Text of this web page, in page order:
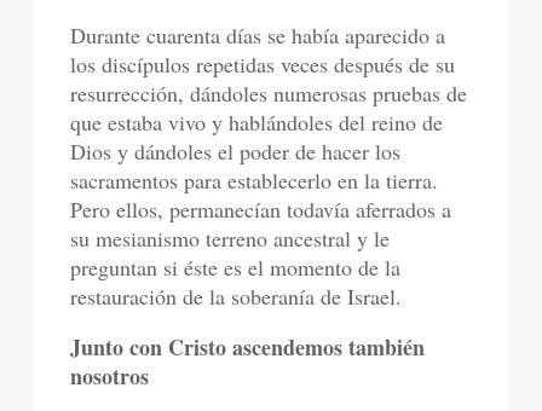
Durante cuarenta días se había aparecido a
los discípulos repetidas veces después de su
resurrección, dándoles numerosas pruebas de
que estaba vivo y hablándoles del reino de
Dios y dándoles el poder de hacer los
sacramentos para establecerlo en la tierra.
Pero ellos, permanecían todavía aferrados a
su mesianismo terreno ancestral y le
preguntan si éste es el momento de la
restauración de la soberanía de Israel.
Junto con Cristo ascendemos también
nosotros